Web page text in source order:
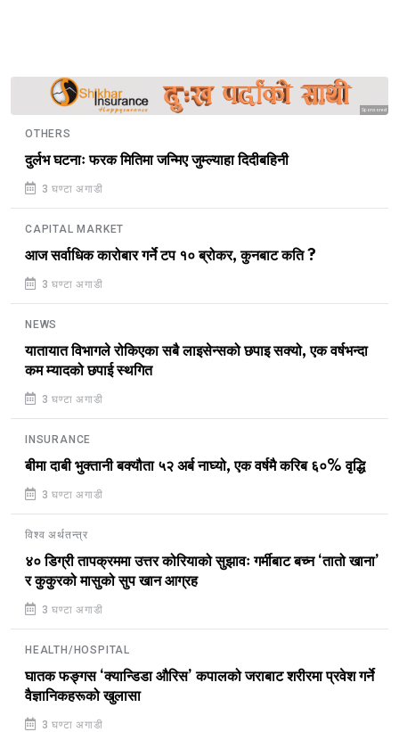
Sponsored
OTHERS
दुर्लभ घटनाः फरक मितिमा जन्मिए जुम्ल्याहा दिदीबहिनी
3 घण्टा अगाडी
CAPITAL MARKET
आज सर्वाधिक कारोबार गर्ने टप १० ब्रोकर, कुनबाट कति ?
3 घण्टा अगाडी
NEWS
यातायात विभागले रोकिएका सबै लाइसेन्सको छपाइ सक्यो, एक वर्षभन्दा
कम म्यादको छपाई स्थगित
3 घण्टा अगाडी
INSURANCE
बीमा दाबी भुक्तानी बक्यौता ५२ अर्ब नाघ्यो, एक वर्षमै करिब ६०% वृद्धि
3 घण्टा अगाडी
विश्व अर्थतन्त्र
४० डिग्री तापक्रममा उत्तर कोरियाको सुझावः गर्मीबाट बच्न ‘तातो खाना’
र कुकुरको मासुको सुप खान आग्रह
3 घण्टा अगाडी
HEALTH/HOSPITAL
घातक फङ्गस ‘क्यान्डिडा औरिस’ कपालको जराबाट शरीरमा प्रवेश गर्ने
वैज्ञानिकहरूको खुलासा
3 घण्टा अगाडी